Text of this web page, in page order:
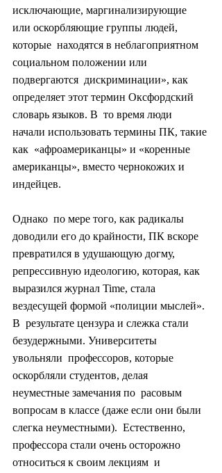
исключающие, маргинализирующие
или оскорбляющие группы людей,
которые  находятся в неблагоприятном
социальном положении или
подвергаются  дискриминации», как
определяет этот термин Оксфордский
словарь языков. В  то время люди
начали использовать термины ПК, такие
как  «афроамериканцы» и «коренные
американцы», вместо чернокожих и
индейцев.
Однако  по мере того, как радикалы
доводили его до крайности, ПК вскоре
превратился в удушающую догму,
репрессивную идеологию, которая, как
выразился журнал Time, стала
вездесущей формой «полиции мыслей».
В  результате цензура и слежка стали
безудержными. Университеты
увольняли  профессоров, которые
оскорбляли студентов, делая
неуместные замечания по  расовым
вопросам в классе (даже если они были
слегка неуместными).  Естественно,
профессора стали очень осторожно
относиться к своим лекциям  и